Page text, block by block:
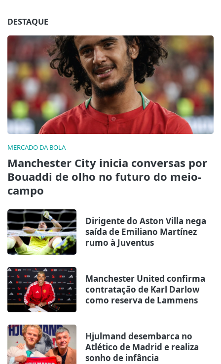
DESTAQUE
MERCADO DA BOLA
Manchester City inicia conversas por
Bouaddi de olho no futuro do meio-
campo
Dirigente do Aston Villa nega
saída de Emiliano Martínez
rumo à Juventus
Manchester United confirma
contratação de Karl Darlow
como reserva de Lammens
Hjulmand desembarca no
Atlético de Madrid e realiza
sonho de infância